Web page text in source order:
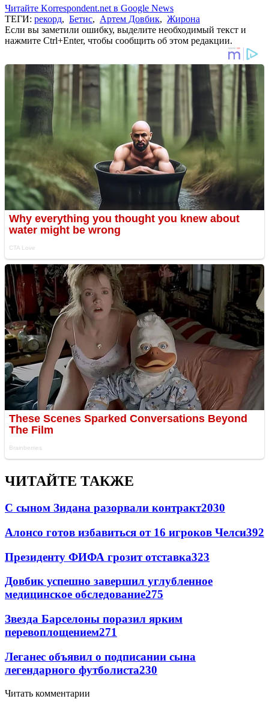
Читайте Korrespondent.net в Google News
ТЕГИ: рекорд, Бетис, Артем Довбик, Жирона
Если вы заметили ошибку, выделите необходимый текст и
нажмите Ctrl+Enter, чтобы сообщить об этом редакции.
ЧИТАЙТЕ ТАКЖЕ
С сыном Зидана разорвали контракт2030
Алонсо готов избавиться от 16 игроков Челси392
Президенту ФИФА грозит отставка323
Довбик успешно завершил углубленное
медицинское обследование275
Звезда Барселоны поразил ярким
перевоплощением271
Леганес объявил о подписании сына
легендарного футболиста230
Читать комментарии